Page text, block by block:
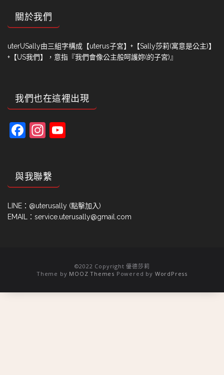
關於我們
uterUSally由三組字構成【uterus子宮】+【Sally莎莉(寓意是公主)】
+【US我們】，意指『我們會像公主般呵護妳(的子宮)』
我們也在這裡出現
Facebook
Instagram
與我聯繫
LINE： @uterusally (點擊加入)
EMAIL：service.uterusally@gmail.com
©2022 Copyright 優德莎莉
Theme by MOOZ Themes Powered by WordPress